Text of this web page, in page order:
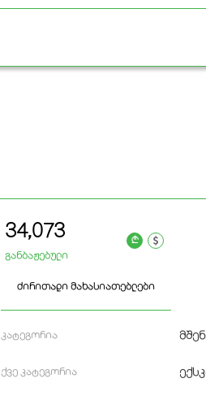
34,073
განბაჟებული
a
ძირითადი მახასიათებლები
კატეგორია
ქვე კატეგორია